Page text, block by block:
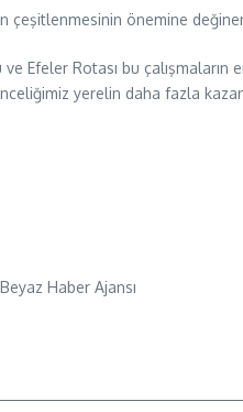
çeşitlenmesinin önemine
ve Efeler Rotası bu
yerelin daha fazla
Haber Ajansı